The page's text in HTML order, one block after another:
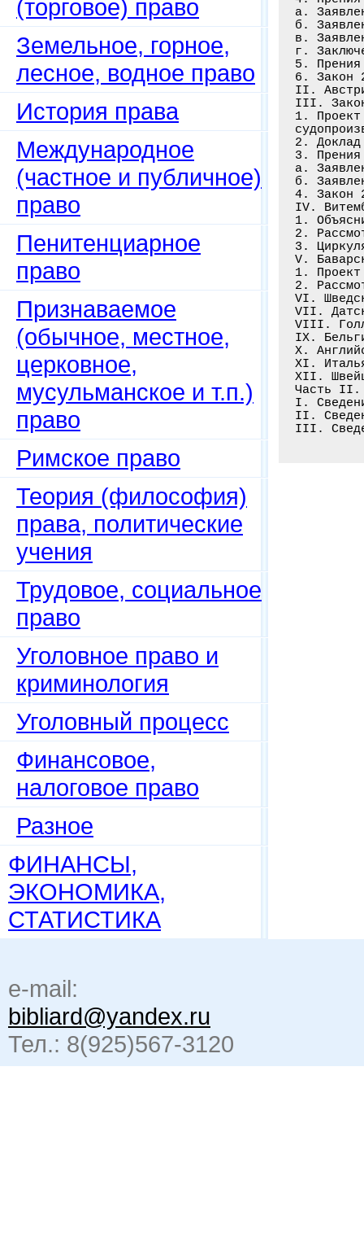
(торговое) право
Земельное, горное,
лесное, водное право
История права
Международное
(частное и публичное)
право
Пенитенциарное
право
Признаваемое
(обычное, местное,
церковное,
мусульманское и т.п.)
право
Римское право
Теория (философия)
права, политические
учения
Трудовое, социальное
право
Уголовное право и
криминология
Уголовный процесс
Финансовое,
налоговое право
Разное
ФИНАНСЫ,
ЭКОНОМИКА,
СТАТИСТИКА
а.
б.
в.
г.
5.
6.
II.
III.
1. Проект
2.
3.
а.
б.
4.
IV.
1.
2.
3.
V.
1.
2.
VI.
VII.
VIII.
IX.
X.
XI.
XII.
Часть II.
I.
II.
III.
e-mail:
bibliard@yandex.ru
Тел.: 8(925)567-3120